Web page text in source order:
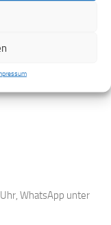
WhatsApp unter